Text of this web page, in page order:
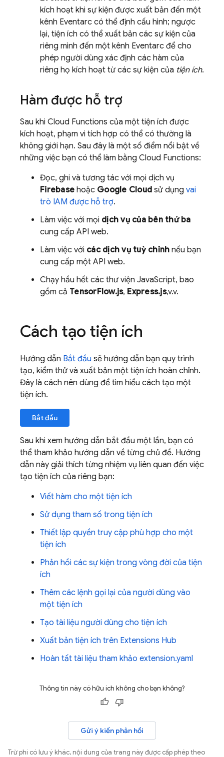
kích hoạt khi sự kiện được xuất bản đến một
kênh Eventarc có thể định cấu hình; ngược
lại, tiện ích có thể xuất bản các sự kiện của
riêng mình đến một kênh Eventarc để cho
phép người dùng xác định các hàm của
riêng họ kích hoạt từ các sự kiện của tiện ích.
Hàm được hỗ trợ
Sau khi Cloud Functions của một tiện ích được
kích hoạt, phạm vi tích hợp có thể có thường là
không giới hạn. Sau đây là một số điểm nổi bật về
những việc bạn có thể làm bằng Cloud Functions:
Đọc, ghi và tương tác với mọi dịch vụ
Firebase hoặc Google Cloud sử dụng vai
trò IAM được hỗ trợ.
Làm việc với mọi dịch vụ của bên thứ ba
cung cấp API web.
Làm việc với các dịch vụ tuỳ chỉnh nếu bạn
cung cấp một API web.
Chạy hầu hết các thư viện JavaScript, bao
gồm cả TensorFlow.js, Express.js,v.v.
Cách tạo tiện ích
Hướng dẫn Bắt đầu sẽ hướng dẫn bạn quy trình
tạo, kiểm thử và xuất bản một tiện ích hoàn chỉnh.
Đây là cách nên dùng để tìm hiểu cách tạo một
tiện ích.
Bắt đầu
Sau khi xem hướng dẫn bắt đầu một lần, bạn có
thể tham khảo hướng dẫn về từng chủ đề. Hướng
dẫn này giải thích từng nhiệm vụ liên quan đến việc
tạo tiện ích của riêng bạn:
Viết hàm cho một tiện ích
Sử dụng tham số trong tiện ích
Thiết lập quyền truy cập phù hợp cho một
tiện ích
Phản hồi các sự kiện trong vòng đời của tiện
ích
Thêm các lệnh gọi lại của người dùng vào
một tiện ích
Tạo tài liệu người dùng cho tiện ích
Xuất bản tiện ích trên Extensions Hub
Hoàn tất tài liệu tham khảo extension.yaml
Thông tin này có hữu ích không cho bạn không?
Gửi ý kiến phản hồi
Trừ phi có lưu ý khác, nội dung của trang này được cấp phép theo